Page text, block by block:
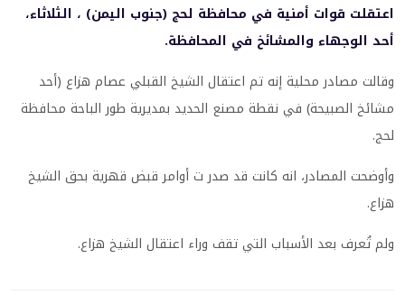
اعتقلت قوات أمنية في محافظة لحج (جنوب اليمن) ، الثلاثاء،
أحد الوجهاء والمشائخ في المحافظة.
وقالت مصادر محلية إنه تم اعتقال الشيخ القبلي عصام هزاع (أحد
مشائخ الصبيحة) في نقطة مصنع الحديد بمديرية طور الباحة محافظة
لحج.
وأوضحت المصادر، انه كانت قد صدر ت أوامر قبض قهرية بحق الشيخ
هزاع.
ولم تُعرف بعد الأسباب التي تقف وراء اعتقال الشيخ هزاع.